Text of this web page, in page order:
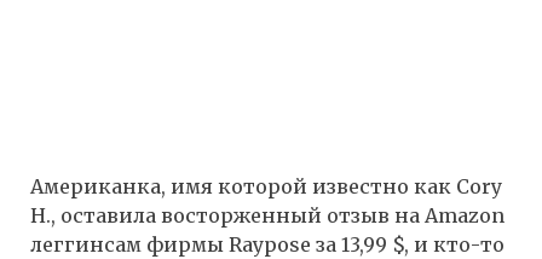
Американка, имя которой известно как Cory
H., оставила восторженный отзыв на Amazon
леггинсам фирмы Raypose за 13,99 $, и кто-то